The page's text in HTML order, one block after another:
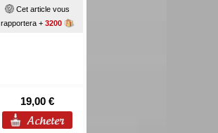
Cet article vous
rapportera + 3200
19,00 €